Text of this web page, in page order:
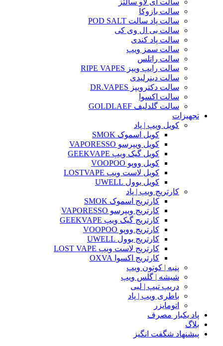
سالت بازوکا
سالت پاد سالت POD SALT
سالت بی ال وی کی
سالت پاد کندی
سالت سمز ویپ
سالت راتلس
سالت رایپ ویپز RIPE VAPES
سالت دینرلیدی
سالت دکترویپز DR.VAPES
سالت اکسوا
سالت گلدلیف GOLDLAEF
تجهیزات
کویل ویپ | پاد
کویل اسموک SMOK
کویل ویپرسو VAPORESSO
کویل گیک ویپ GEEKVAPE
کویل ووپو VOOPOO
کویل لاست ویپ LOSTVAPE
کویل یوول UWELL
کارتریج ویپ | پاد
کارتریج اسموک SMOK
کارتریج ویپرسو VAPORESSO
کارتریج گیک ویپ GEEKVAPE
کارتریج ووپو VOOPOO
کارتریج یوول UWELL
کارتریج لاست ویپ LOST VAPE
کارتریج اکسوا OXVA
پنبه | کوتون ویپ
شیشه | گلس ویپ
دریپ تیپ | لبی
باطری ویپ | پاد
اتومایزر
پاد یکبار مصرف
بلاگ
پیشنهاد شگفت انگیز